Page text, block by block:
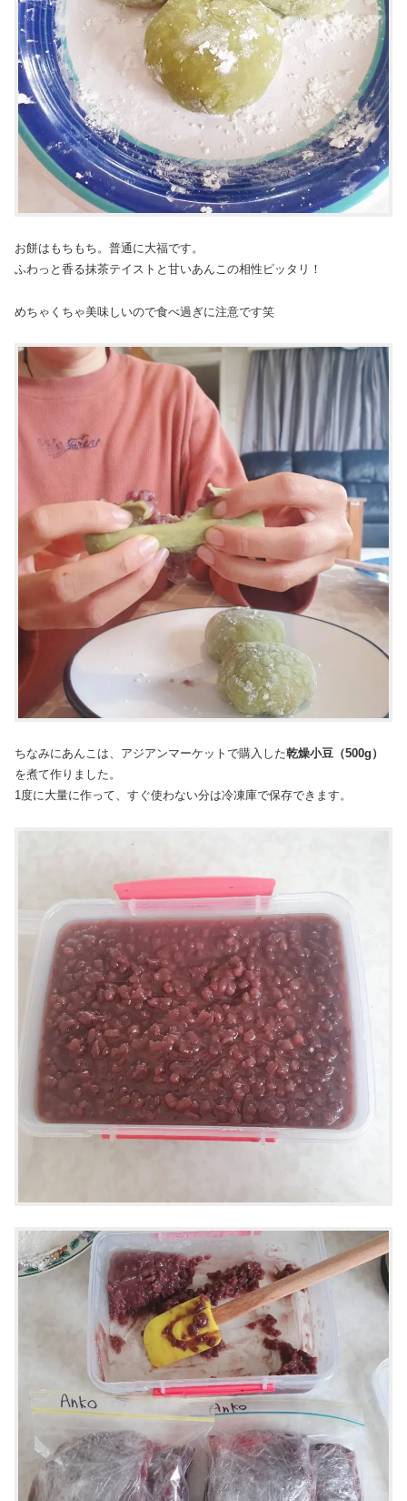
お餅はもちもち。普通に大福です。
ふわっと香る抹茶テイストと甘いあんこの相性ピッタリ！
めちゃくちゃ美味しいので食べ過ぎに注意です笑
ちなみにあんこは、アジアンマーケットで購入した乾燥小豆（500g）
を煮て作りました。
1度に大量に作って、すぐ使わない分は冷凍庫で保存できます。